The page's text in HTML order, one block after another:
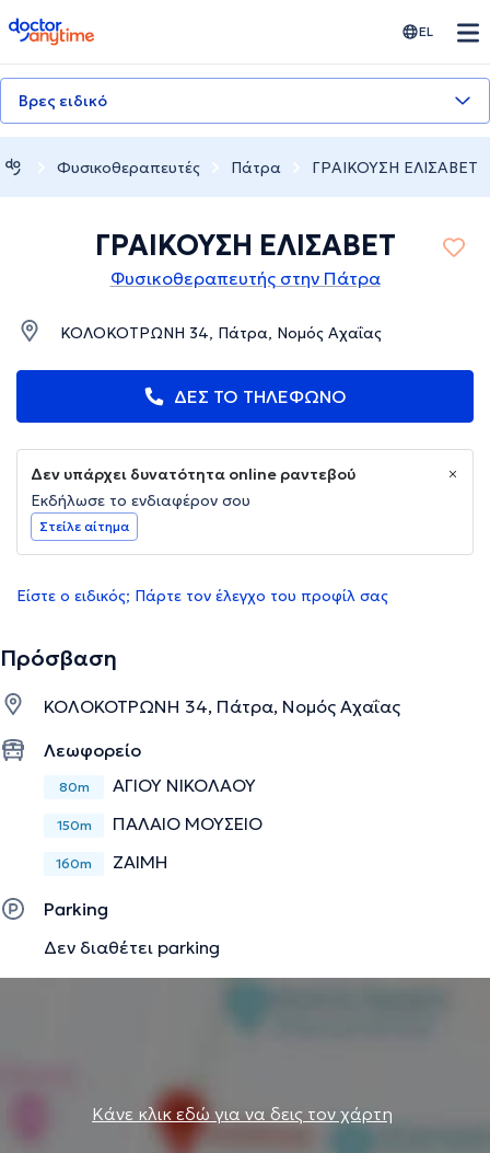
doctoranytime EL
Βρες ειδικό
Φυσικοθεραπευτές Πάτρα ΓΡΑΙΚΟΥΣΗ ΕΛΙΣΑΒΕΤ
ΓΡΑΙΚΟΥΣΗ ΕΛΙΣΑΒΕΤ
Φυσικοθεραπευτής στην Πάτρα
ΚΟΛΟΚΟΤΡΩΝΗ 34, Πάτρα, Νομός Αχαΐας
ΔΕΣ ΤΟ ΤΗΛΕΦΩΝΟ
Δεν υπάρχει δυνατότητα online ραντεβού
Εκδήλωσε το ενδιαφέρον σου
Στείλε αίτημα
Είστε ο ειδικός; Πάρτε τον έλεγχο του προφίλ σας
Πρόσβαση
ΚΟΛΟΚΟΤΡΩΝΗ 34, Πάτρα, Νομός Αχαΐας
Λεωφορείο
80m ΑΓΙΟΥ ΝΙΚΟΛΑΟΥ
150m ΠΑΛΑΙΟ ΜΟΥΣΕΙΟ
160m ΖΑΙΜΗ
Parking
Δεν διαθέτει parking
Κάνε κλικ εδώ για να δεις τον χάρτη